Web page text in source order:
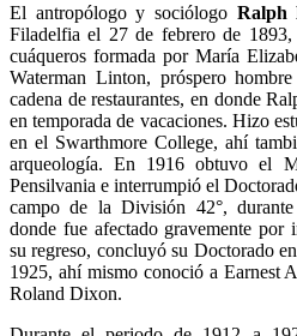
El antropólogo y sociólogo Ralph
Filadelfia el 27 de febrero de
cuáqueros formada por María
Waterman Linton, próspero
cadena de restaurantes, en donde
en temporada de vacaciones. Hizo
en el Swarthmore College, ahí
arqueología. En 1916 obtuvo el
Pensilvania e interrumpió el
campo de la División 42°,
donde fue afectado gravemente por
su regreso, concluyó su Doctorado
1925, ahí mismo conoció a Earnest
Roland Dixon.